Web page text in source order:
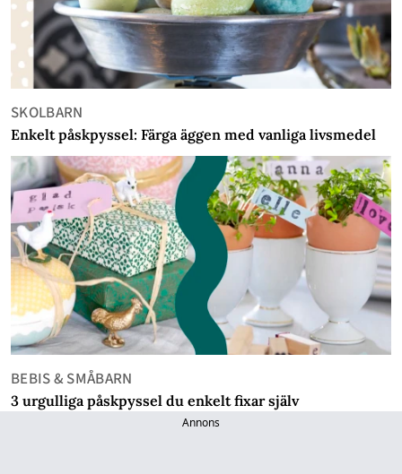
SKOLBARN
Enkelt påskpyssel: Färga äggen med vanliga livsmedel
BEBIS & SMÅBARN
3 urgulliga påskpyssel du enkelt fixar själv
Annons